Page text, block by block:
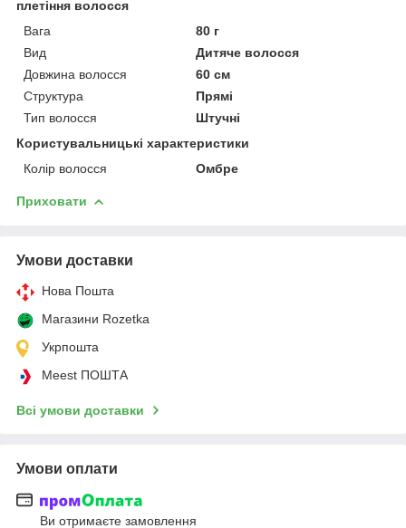
плетіння волосся
Вага
80 г
Вид
Дитяче волосся
Довжина волосся
60 см
Структура
Прямі
Тип волосся
Штучні
Користувальницькі характеристики
Колір волосся
Омбре
Приховати
Умови доставки
Нова Пошта
Магазини Rozetka
Укрпошта
Meest ПОШТА
Всі умови доставки
Умови оплати
Ви отримаєте замовлення